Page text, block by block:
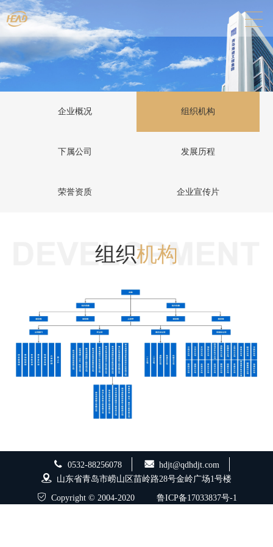
企业概况 组织机构
下属公司 发展历程
荣誉资质 企业宣传片
组织机构
0532-88256078
hdjt@qdhdjt.com
山东省青岛市崂山区苗岭路28号金岭广场1号楼
Copyright © 2004-2020 鲁ICP备17033837号-1